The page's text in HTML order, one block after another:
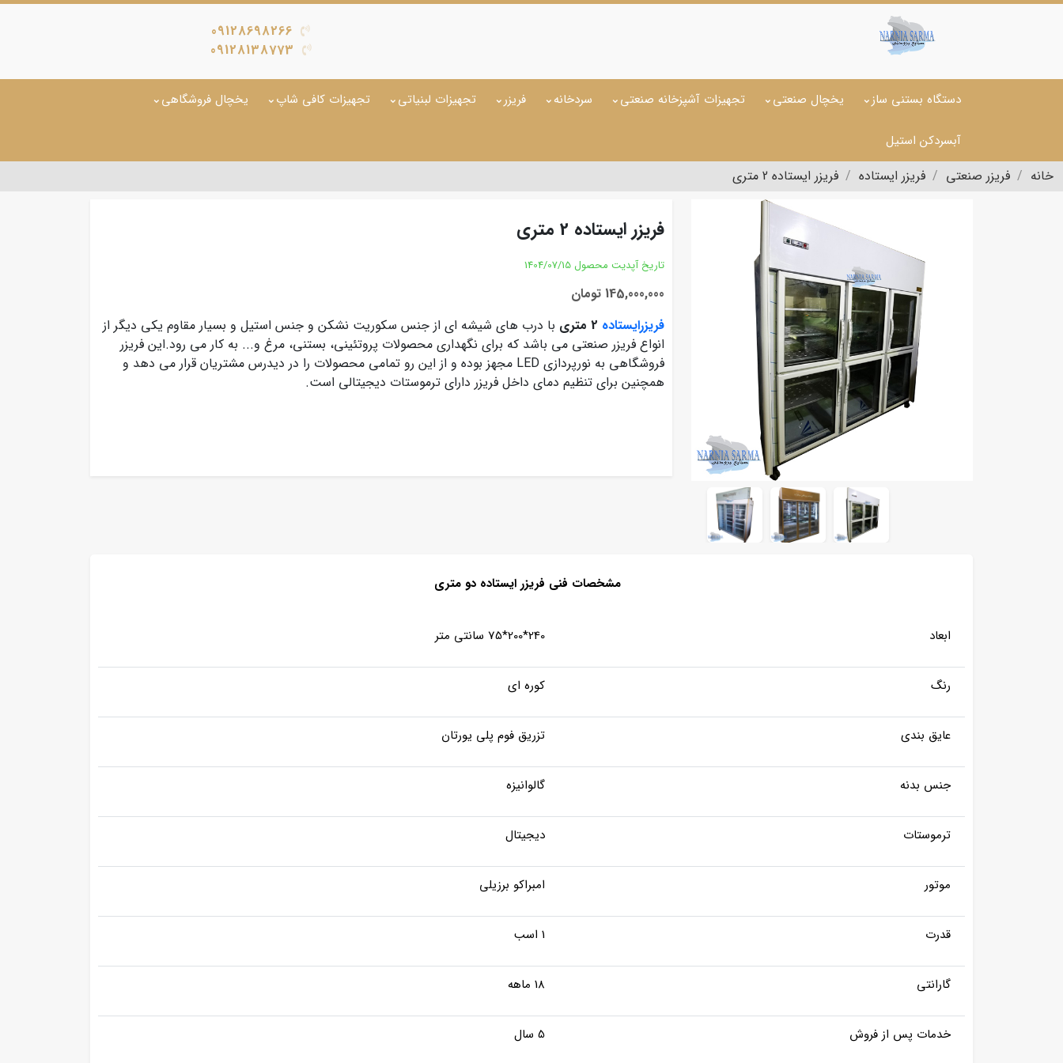
09128698266
09128138773
دستگاه بستنی ساز یخچال صنعتی تجهیزات آشپزخانه صنعتی سردخانه فریزر تجهیزات لبنیاتی تجهیزات کافی شاپ یخچال فروشگاهی
آبسردکن استیل
خانه فریزر صنعتی فریزر ایستاده فریزر ایستاده 2 متری
فریزر ایستاده 2 متری
تاریخ آپدیت محصول 1404/07/15
145,000,000 تومان
فریزرایستاده
با درب های شیشه ای از جنس سکوریت نشکن و جنس استیل و بسیار مقاوم یکی دیگر از
انواع فریزر صنعتی می باشد که برای نگهداری محصولات پروتئینی، بستنی، مرغ و... به کار می رود.این فریزر
فروشگاهی به نورپردازی LED مجهز بوده و از این رو تمامی محصولات را در دیدرس مشتریان قرار می دهد و
همچنین برای تنظیم دمای داخل فریزر دارای ترموستات دیجیتالی است.
مشخصات فنی فریزر ایستاده دو متری
ابعاد 240*200*75 سانتی متر
رنگ کوره ای
عایق بندی تزریق فوم پلی یورتان
جنس بدنه گالوانیزه
ترموستات دیجیتال
موتور امبراکو برزیلی
قدرت 1 اسب
گارانتی 18 ماهه
خدمات پس از فروش 5 سال